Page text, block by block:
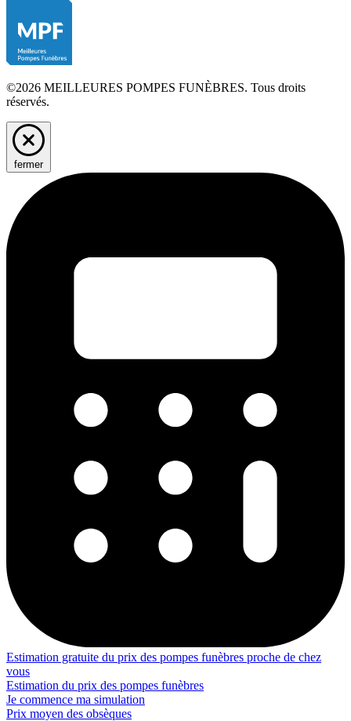
©2026 MEILLEURES POMPES FUNÈBRES. Tous droits
réservés.
fermer
Estimation gratuite du prix des pompes funèbres proche de chez
vous
Estimation du prix des pompes funèbres
Je commence ma simulation
Prix moyen des obsèques